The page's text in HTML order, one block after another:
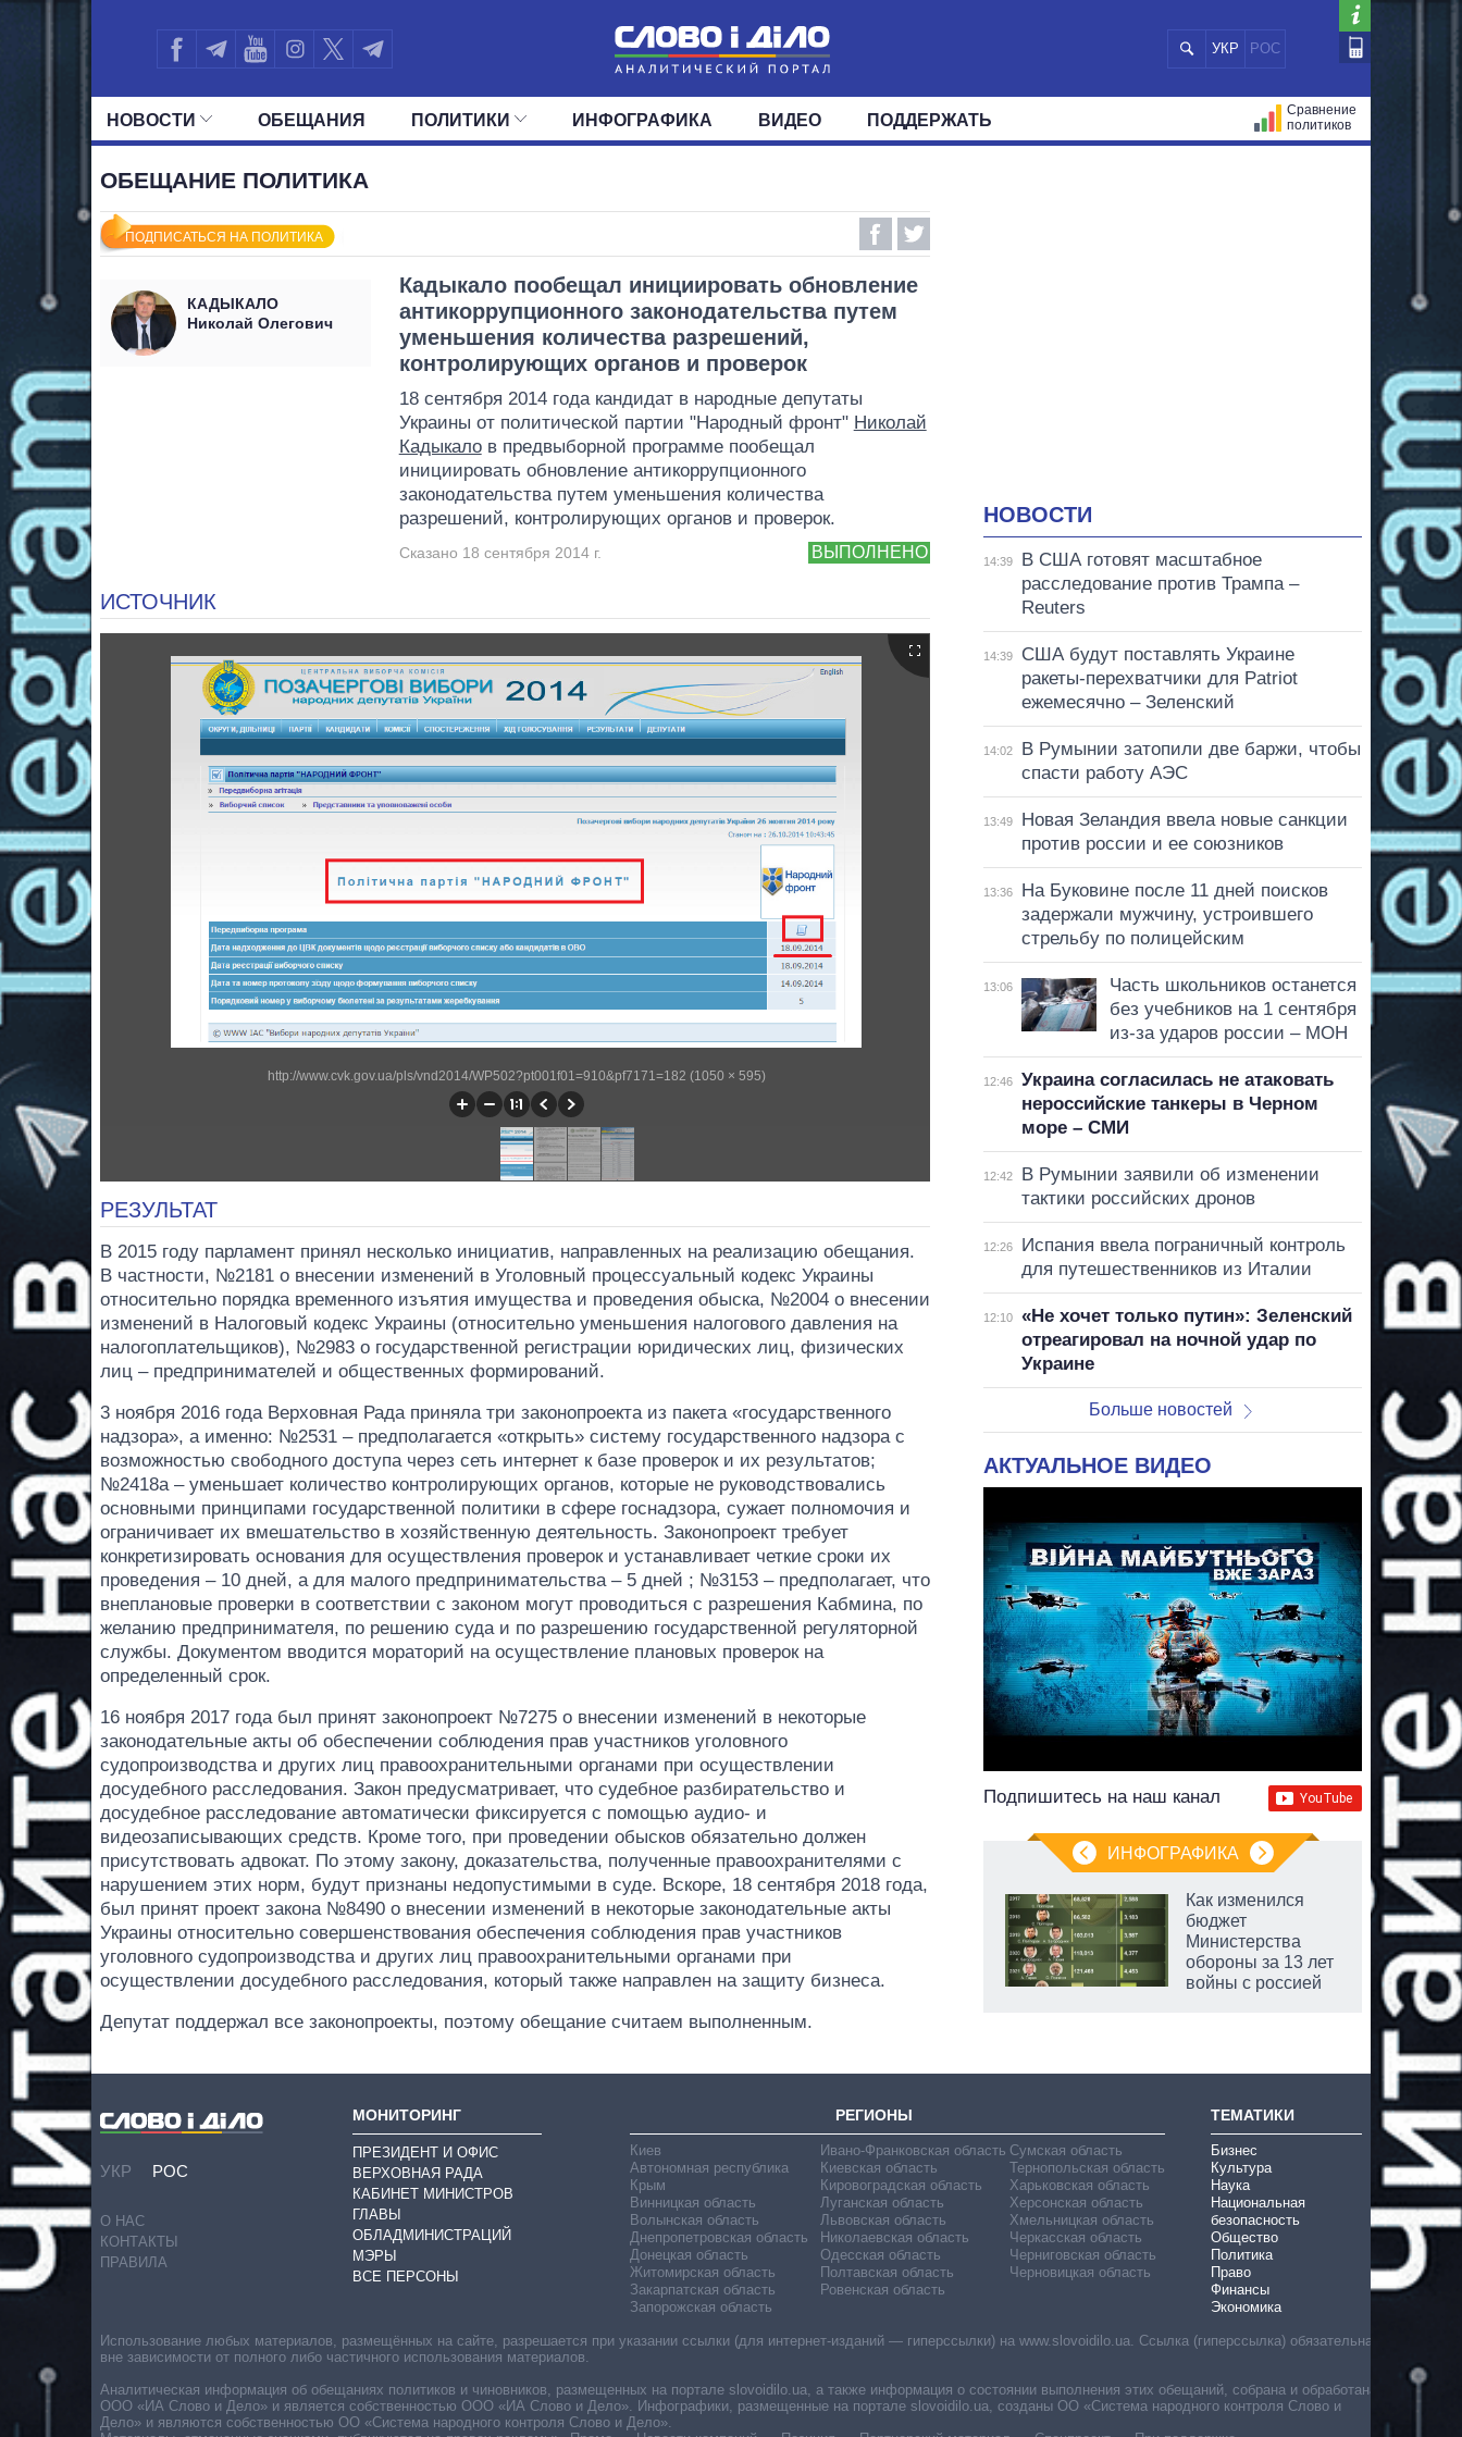
УКР РОС
НОВОСТИ
МИР
ОБЕЩАНИЯ ПОЛИТИКИ
ОКРУГА
ИНФОГРАФИКА ВИДЕО ПОДДЕРЖАТЬ
Сравнение
политиков
ОБЕЩАНИЕ ПОЛИТИКА
ПОДПИСАТЬСЯ НА ПОЛИТИКА
КАДЫКАЛО
Николай Олегович
Кадыкало пообещал инициировать обновление
антикоррупционного законодательства путем
уменьшения количества разрешений,
контролирующих органов и проверок
18 сентября 2014 года кандидат в народные депутаты
Украины от политической партии "Народный фронт" Николай
Кадыкалов предвыборной программе пообещал
инициировать обновление антикоррупционного
законодательства путем уменьшения количества
разрешений, контролирующих органов и проверок.
ВЫПОЛНЕНО
Сказано 18 сентября 2014 г.
ИСТОЧНИК
http://www.cvk.gov.ua/pls/vnd2014/WP502?pt001f01=910&pf7171=182 (1050 × 595)
РЕЗУЛЬТАТ
В 2015 году парламент принял несколько инициатив, направленных на реализацию обещания.
В частности, №2181 о внесении изменений в Уголовный процессуальный кодекс Украины
относительно порядка временного изъятия имущества и проведения обыска, №2004 о внесении
изменений в Налоговый кодекс Украины (относительно уменьшения налогового давления на
налогоплательщиков), №2983 о государственной регистрации юридических лиц, физических
лиц – предпринимателей и общественных формирований.
3 ноября 2016 года Верховная Рада приняла три законопроекта из пакета «государственного
надзора», а именно: №2531 – предполагается «открыть» систему государственного надзора с
возможностью свободного доступа через сеть интернет к базе проверок и их результатов;
№2418а – уменьшает количество контролирующих органов, которые не руководствовались
основными принципами государственной политики в сфере госнадзора, сужает полномочия и
ограничивает их вмешательство в хозяйственную деятельность. Законопроект требует
конкретизировать основания для осуществления проверок и устанавливает четкие сроки их
проведения – 10 дней, а для малого предпринимательства – 5 дней ; №3153 – предполагает, что
внеплановые проверки в соответствии с законом могут проводиться с разрешения Кабмина, по
желанию предпринимателя, по решению суда и по разрешению государственной регуляторной
службы. Документом вводится мораторий на осуществление плановых проверок на
определенный срок.
16 ноября 2017 года был принят законопроект №7275 о внесении изменений в некоторые
законодательные акты об обеспечении соблюдения прав участников уголовного
судопроизводства и других лиц правоохранительными органами при осуществлении
досудебного расследования. Закон предусматривает, что судебное разбирательство и
досудебное расследование автоматически фиксируется с помощью аудио- и
видеозаписывающих средств. Кроме того, при проведении обысков обязательно должен
присутствовать адвокат. По этому закону, доказательства, полученные правоохранителями с
нарушением этих норм, будут признаны недопустимыми в суде. Вскоре, 18 сентября 2018 года,
был принят проект закона №8490 о внесении изменений в некоторые законодательные акты
Украины относительно совершенствования обеспечения соблюдения прав участников
уголовного судопроизводства и других лиц правоохранительными органами при
осуществлении досудебного расследования, который также направлен на защиту бизнеса.
Депутат поддержал все законопроекты, поэтому обещание считаем выполненным.
НОВОСТИ
14:39
В США готовят масштабное
расследование против Трампа –
Reuters
14:39
США будут поставлять Украине
ракеты-перехватчики для Patriot
ежемесячно – Зеленский
14:02
В Румынии затопили две баржи, чтобы
спасти работу АЭС
13:49
Новая Зеландия ввела новые санкции
против россии и ее союзников
13:36
На Буковине после 11 дней поисков
задержали мужчину, устроившего
стрельбу по полицейским
13:06
Часть школьников останется
без учебников на 1 сентября
из-за ударов россии – МОН
12:46
Украина согласилась не атаковать
нероссийские танкеры в Черном
море – СМИ
12:42
В Румынии заявили об изменении
тактики российских дронов
12:26
Испания ввела пограничный контроль
для путешественников из Италии
12:10
«Не хочет только путин»: Зеленский
отреагировал на ночной удар по
Украине
Больше новостей
АКТУАЛЬНОЕ ВИДЕО
Подпишитесь на наш канал
ИНФОГРАФИКА
Сколько
картофеля
выращивали в
время большой
Как изменился
бюджет
Министерства
обороны за 13 лет
войны с россией
УКР РОС
О НАС
КОНТАКТЫ
ПРАВИЛА
МОНИТОРИНГ
ПРЕЗИДЕНТ И ОФИС
ВЕРХОВНАЯ РАДА
КАБИНЕТ МИНИСТРОВ
ГЛАВЫ
ОБЛАДМИНИСТРАЦИЙ
МЭРЫ
ВСЕ ПЕРСОНЫ
РЕГИОНЫ
Киев
Автономная республика
Крым
Винницкая область
Волынская область
Днепропетровская область
Донецкая область
Житомирская область
Закарпатская область
Запорожская область
Ивано-Франковская область
Киевская область
Кировоградская область
Луганская область
Львовская область
Николаевская область
Одесская область
Полтавская область
Ровенская область
Сумская область
Тернопольская область
Харьковская область
Херсонская область
Хмельницкая область
Черкасская область
Черниговская область
Черновицкая область
ТЕМАТИКИ
Бизнес
Культура
Наука
Национальная
безопасность
Общество
Политика
Право
Финансы
Экономика
Использование любых материалов, размещённых на сайте, разрешается при указании ссылки (для интернет-изданий — гиперссылки) на www.slovoidilo.ua. Ссылка (гиперссылка) обязательна
вне зависимости от полного либо частичного использования материалов.
Аналитическая информация об обещаниях политиков и чиновников, размещенных на портале slovoidilo.ua, а также информация о состоянии выполнения этих обещаний, собрана и обработана
ООО «ИА Слово и Дело» и является собственностью ООО «ИА Слово и Дело». Инфографики, размещенные на портале slovoidilo.ua, созданы ОО «Система народного контроля Слово и
Дело» и являются собственностью ОО «Система народного контроля Слово и Дело».